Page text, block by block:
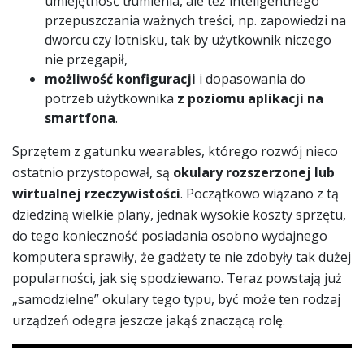
przepuszczania ważnych treści, np. zapowiedzi na
dworcu czy lotnisku, tak by użytkownik niczego
nie przegapił,
możliwość konfiguracji i dopasowania do
potrzeb użytkownika z poziomu aplikacji na
smartfona.
Sprzętem z gatunku wearables, którego rozwój nieco
ostatnio przystopował, są okulary rozszerzonej lub
wirtualnej rzeczywistości. Początkowo wiązano z tą
dziedziną wielkie plany, jednak wysokie koszty sprzętu,
do tego konieczność posiadania osobno wydajnego
komputera sprawiły, że gadżety te nie zdobyły tak dużej
popularności, jak się spodziewano. Teraz powstają już
„samodzielne” okulary tego typu, być może ten rodzaj
urządzeń odegra jeszcze jakąś znaczącą rolę.